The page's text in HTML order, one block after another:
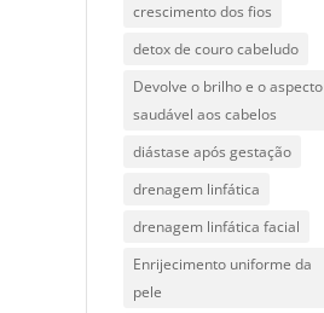
crescimento dos fios
detox de couro cabeludo
Devolve o brilho e o aspecto
saudável aos cabelos
diástase após gestação
drenagem linfática
drenagem linfática facial
Enrijecimento uniforme da
pele